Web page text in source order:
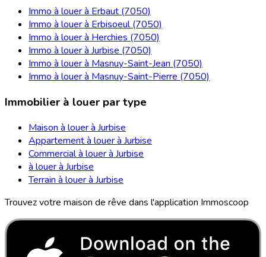
Immo à louer à Erbaut (7050)
Immo à louer à Erbisoeul (7050)
Immo à louer à Herchies (7050)
Immo à louer à Jurbise (7050)
Immo à louer à Masnuy-Saint-Jean (7050)
Immo à louer à Masnuy-Saint-Pierre (7050)
Immobilier à louer par type
Maison à louer à Jurbise
Appartement à louer à Jurbise
Commercial à louer à Jurbise
à louer à Jurbise
Terrain à louer à Jurbise
Trouvez votre maison de rêve dans l'application Immoscoop